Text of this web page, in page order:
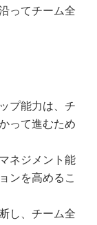
ってチーム全
プ能力は、チ
って進むため
ネジメント能
ンを高めるこ
し、チーム全